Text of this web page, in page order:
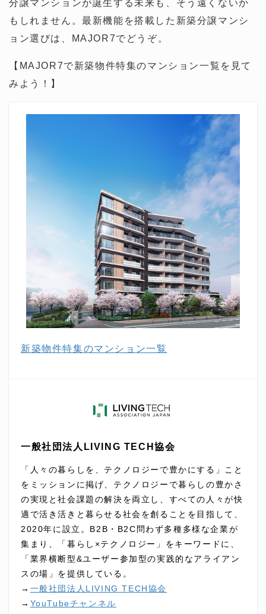
分譲マンションが誕生する未来も、そう遠くないか
もしれません。最新機能を搭載した新築分譲マンシ
ョン選びは、MAJOR7でどうぞ。
【MAJOR7で新築物件特集のマンション一覧を見て
みよう！】
新築物件特集のマンション一覧
一般社団法人LIVING TECH協会
「人々の暮らしを、テクノロジーで豊かにする」こと
をミッションに掲げ、テクノロジーで暮らしの豊かさ
の実現と社会課題の解決を両立し、すべての人々が快
適で活き活きと暮らせる社会を創ることを目指して、
2020年に設立。B2B・B2C問わず多種多様な企業が
集まり、「暮らし×テクノロジー」をキーワードに、
「業界横断型&ユーザー参加型の実践的なアライアン
スの場」を提供している。
→ 一般社団法人LIVING TECH協会
→ YouTubeチャンネル